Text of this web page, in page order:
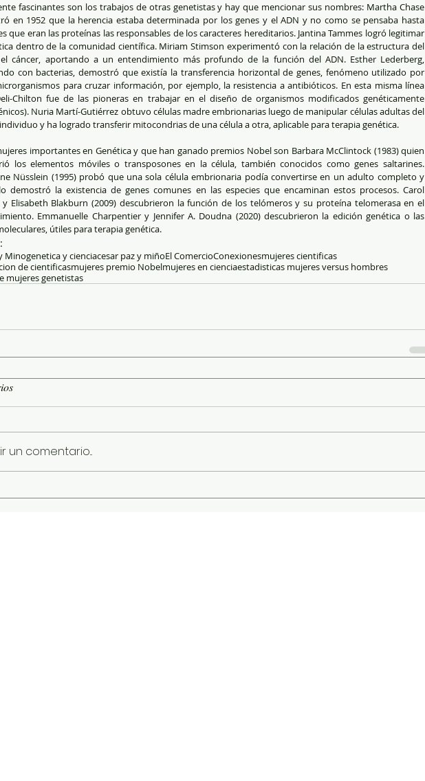
fascinantes son los trabajos de otras genetistas y hay que mencionar sus nombres: Martha Chase
en 1952 que la herencia estaba determinada por los genes y el ADN y no como se pensaba hasta
que eran las proteínas las responsables de los caracteres hereditarios. Jantina Tammes logró legitimar
dentro de la comunidad científica. Miriam Stimson experimentó con la relación de la estructura del
cáncer, aportando a un entendimiento más profundo de la función del ADN. Esther Lederberg,
con bacterias, demostró que existía la transferencia horizontal de genes, fenómeno utilizado por
para cruzar información, por ejemplo, la resistencia a antibióticos. En esta misma línea
Chilton fue de las pioneras en trabajar en el diseño de organismos modificados genéticamente
Nuria Martí-Gutiérrez obtuvo células madre embrionarias luego de manipular células adultas del
y ha logrado transferir mitocondrias de una célula a otra, aplicable para terapia genética.
importantes en Genética y que han ganado premios Nobel son Barbara McClintock (1983) quien
los elementos móviles o transposones en la célula, también conocidos como genes saltarines.
Nüsslein (1995) probó que una sola célula embrionaria podía convertirse en un adulto completo y
demostró la existencia de genes comunes en las especies que encaminan estos procesos. Carol
y Elisabeth Blakburn (2009) descubrieron la función de los telómeros y su proteína telomerasa en el
Emmanuelle Charpentier y Jennifer A. Doudna (2020) descubrieron la edición genética o las
útiles para terapia genética.
Minogenetica y cienciacesar paz y miñoEl ComercioConexionesmujeres cientificas
de cientificasmujeres premio Nobelmujeres en cienciaestadisticas mujeres versus hombres
mujeres genetistas
un comentario...